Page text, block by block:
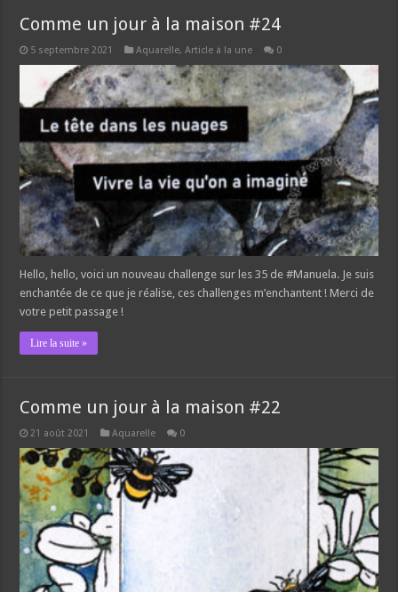
Comme un jour à la maison #24
5 septembre 2021 Aquarelle,Article à la une 0
Hello, hello, voici un nouveau challenge sur les 35 de #Manuela. Je suis
enchantée de ce que je réalise, ces challenges m’enchantent ! Merci de
votre petit passage !
Lire la suite »
Comme un jour à la maison #22
21 août 2021 Aquarelle 0